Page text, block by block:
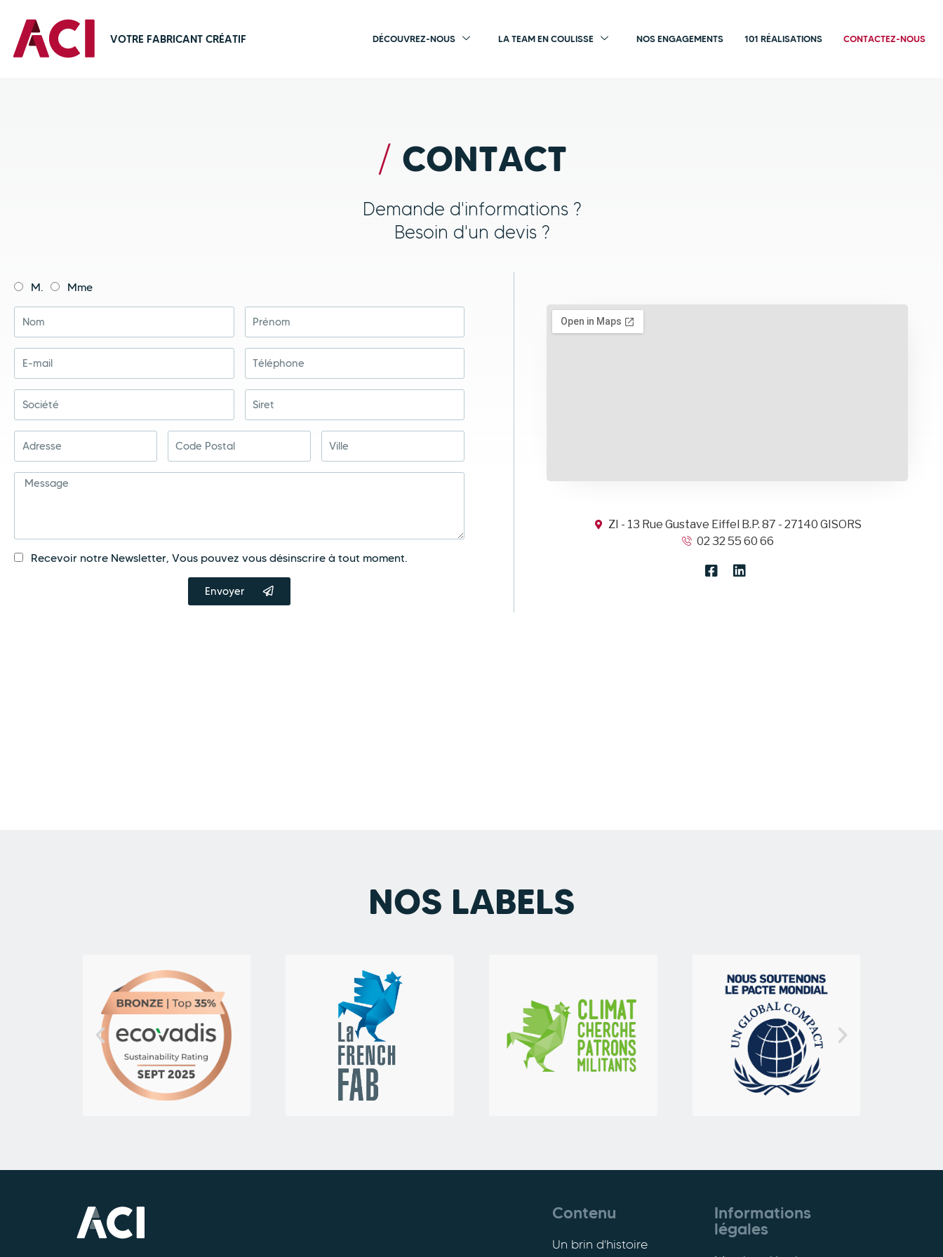
VOTRE FABRICANT CRÉATIF DÉCOUVREZ-NOUS LA TEAM EN COULISSE NOS ENGAGEMENTS 101 RÉALISATIONS CONTACTEZ-NOUS
/ CONTACT
Demande d'informations ?
Besoin d'un devis ?
M. Mme
Recevoir notre Newsletter, Vous pouvez vous désinscrire à tout moment.
Envoyer
ZI - 13 Rue Gustave Eiffel B.P. 87 - 27140 GISORS
02 32 55 60 66
NOS LABELS
Contenu
Un brin d'histoire
Informations
légales